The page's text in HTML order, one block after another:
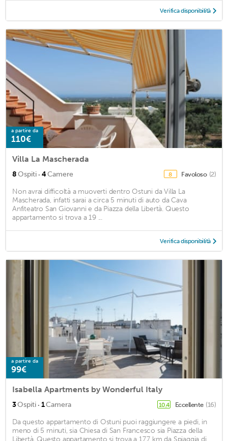
Verifica disponibilità
a partire da
110€
Villa La Mascherada
8Ospiti · 4Camere 8 Favoloso (2)
Non avrai difficoltà a muoverti dentro Ostuni da Villa La
Mascherada, infatti sarai a circa 5 minuti di auto da Cava
Anfiteatro San Giovanni e da Piazza della Libertà. Questo
appartamento si trova a 19 ...
Verifica disponibilità
a partire da
99€
Isabella Apartments by Wonderful Italy
3Ospiti · 1Camera 10,4 Eccellente (16)
Da questo appartamento di Ostuni puoi raggiungere a piedi, in
meno di 5 minuti, sia Chiesa di San Francesco sia Piazza della
Libertà. Questo appartamento si trova a 17,7 km da Spiaggia di